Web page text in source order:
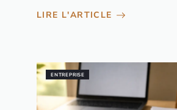
LIRE L'ARTICLE
ENTREPRISE